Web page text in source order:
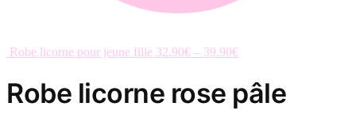
Robe licorne pour jeune fille 32.90€ – 39.90€
Robe licorne rose pâle